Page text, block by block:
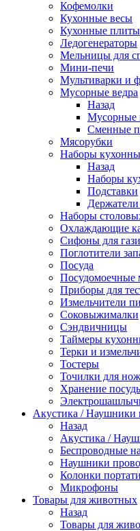
Кофемолки
Кухонные весы
Кухонные плиты
Ледогенераторы
Мельницы для
Мини-печи
Мультиварки и
Мусорные ведра
Назад
Мусорные
Сменные
Мясорубки
Наборы
Назад
Наборы
Подставки
Наборы
Охлаждающие
Сифоны для
Поглотители
Посуда
Приборы для
Измельчители
Cоковыжималки
Сэндвичницы
Таймеры
Терки и
Тостеры
Точилки для
Хранение
Акустика / Наушники
Назад
Акустика /
Беспроводные
Наушники
Колонки
Микрофоны
Товары для животных
Назад
Товары для